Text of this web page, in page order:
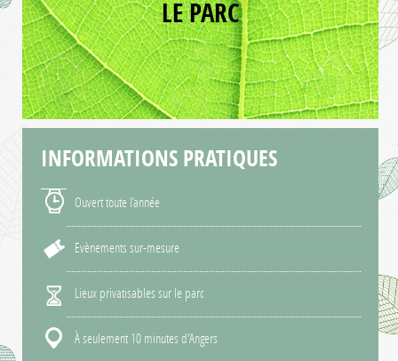
LE PARC
INFORMATIONS PRATIQUES
Ouvert toute l’année
Evènements sur-mesure
Lieux privatisables sur le parc
À seulement 10 minutes d'Angers